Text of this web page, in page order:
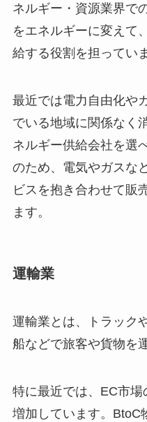
ネルギー・資源業界で
をエネルギーに変えて
給する役割を担ってい
最近では電力自由化や
でいる地域に関係なく
ネルギー供給会社を選
のため、電気やガスな
ビスを抱き合わせて販
ます。
運輸業
運輸業とは、トラック
船などで旅客や貨物を
特に最近では、EC市
増加しています。BtоC